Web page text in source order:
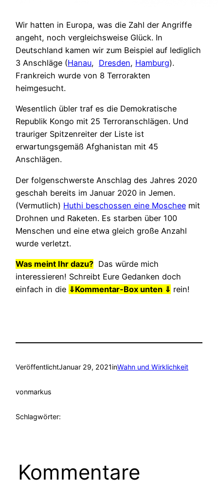
Wir hatten in Europa, was die Zahl der Angriffe
angeht, noch vergleichsweise Glück. In
Deutschland kamen wir zum Beispiel auf lediglich
3 Anschläge (Hanau, Dresden, Hamburg).
Frankreich wurde von 8 Terrorakten
heimgesucht.
Wesentlich übler traf es die Demokratische
Republik Kongo mit 25 Terroranschlägen. Und
trauriger Spitzenreiter der Liste ist
erwartungsgemäß Afghanistan mit 45
Anschlägen.
Der folgenschwerste Anschlag des Jahres 2020
geschah bereits im Januar 2020 in Jemen.
(Vermutlich) Huthi beschossen eine Moschee mit
Drohnen und Raketen. Es starben über 100
Menschen und eine etwa gleich große Anzahl
wurde verletzt.
Was meint Ihr dazu? Das würde mich
interessieren! Schreibt Eure Gedanken doch
einfach in die ⇓Kommentar-Box unten ⇓ rein!
VeröffentlichtJanuar 29, 2021inWahn und Wirklichkeit
vonmarkus
Schlagwörter:
Kommentare